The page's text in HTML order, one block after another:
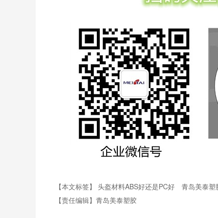
【本文标签】 头盔材料ABS好还是PC好
青岛美泰塑
【责任编辑】 青岛美泰塑胶